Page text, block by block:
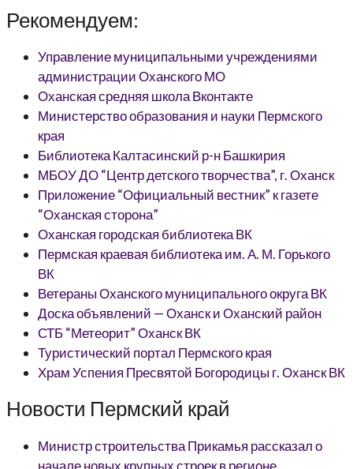
Рекомендуем:
Управление муниципальными учреждениями
администрации Оханского МО
Оханская средняя школа Вконтакте
Министерство образования и науки Пермского
края
Библиотека Калтасинский р-н Башкирия
МБОУ ДО “Центр детского творчества”, г. Оханск
Приложение “Официальный вестник” к газете
“Оханская сторона”
Оханская городская библиотека ВК
Пермская краевая библиотека им. А. М. Горького
ВК
Ветераны Оханского муниципального округа ВК
Доска объявлений — Оханск и Оханский район
СТБ “Метеорит” Оханск ВК
Туристический портал Пермского края
Храм Успения Пресвятой Богородицы г. Оханск ВК
Новости Пермский край
Министр строительства Прикамья рассказал о
начале новых крупных строек в регионе